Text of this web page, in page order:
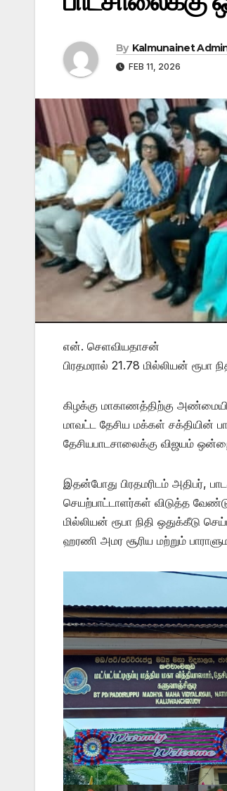
By Kalmunainet
FEB 11, 2026
என். செளவியதாசன்
பிரதமரால் 21.78 மில்லியன் ரூபா
கிழக்கு மாகாணத்திற்கு
மாவட்ட தேசிய மக்கள் சக்தியின்
தேசியபாடசாலைக்கு விஜயம்
இதன்போது பிரதமரிடம் அதிபர்,
செயற்பாட்டாளர்கள் விடுத்த
மில்லியன் ரூபா நிதி ஒதுக்கீடு
ஹரணி அமர சூரிய மற்றும்